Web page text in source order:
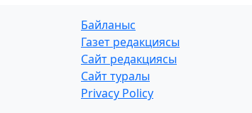
Байланыс
Газет редакциясы
Сайт редакциясы
Сайт туралы
Privacy Policy